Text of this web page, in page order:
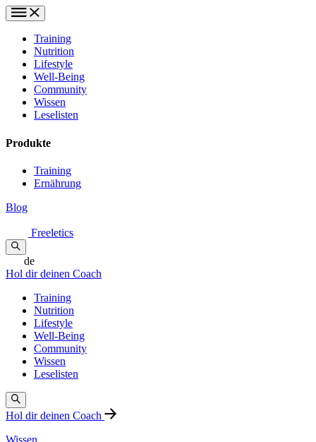
Training
Nutrition
Lifestyle
Well-Being
Community
Wissen
Leselisten
Produkte
Training
Ernährung
Blog
Freeletics
de
Hol dir deinen Coach
Training
Nutrition
Lifestyle
Well-Being
Community
Wissen
Leselisten
Hol dir deinen Coach
Wissen